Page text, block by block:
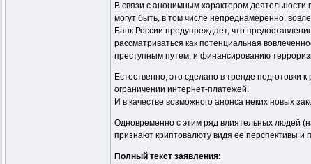
В связи с анонимным характером
могут быть, в том числе непреднамеренно,
Банк России предупреждает, что
рассматриваться как потенциальная
преступным путем, и финансированию
Естественно, это сделано в тренде подготовки
ограничении интернет-платежей.
И в качестве возможного анонса неких новых
Одновременно с этим ряд влиятельных людей
признают криптовалюту видя ее перспективы и
Полный текст заявления: